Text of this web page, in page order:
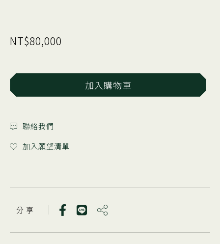
NT$80,000
加入購物車
聯絡我們
加入願望清單
分 享